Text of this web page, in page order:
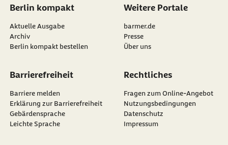
Berlin kompakt
Aktuelle Ausgabe
Archiv
Berlin kompakt bestellen
Weitere Portale
barmer.de
Presse
Über uns
Barrierefreiheit
Barriere melden
Erklärung zur Barrierefreiheit
Gebärdensprache
Leichte Sprache
Rechtliches
Fragen zum Online-Angebot
Nutzungsbedingungen
Datenschutz
Impressum